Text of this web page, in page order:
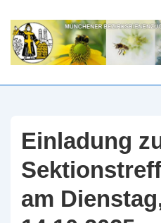
Zum
Inhalt
Einladung
am